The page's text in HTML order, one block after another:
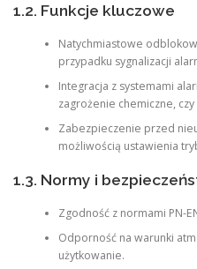
1.2. Funkcje kluczowe
Natychmiastowe
przypadku sygnalizacji
Integracja z systemami
zagrożenie chemiczne,
Zabezpieczenie przed
możliwością ustawienia
1.3. Normy i
Zgodność z normami PN-
Odporność na warunki
użytkowanie.